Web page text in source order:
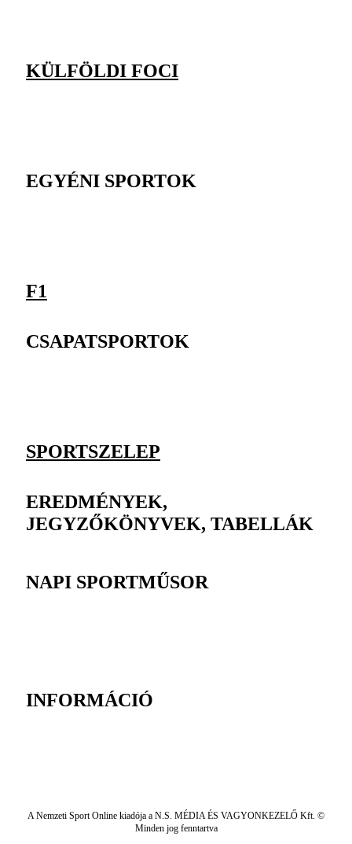
KÜLFÖLDI FOCI
EGYÉNI SPORTOK
F1
CSAPATSPORTOK
SPORTSZELEP
EREDMÉNYEK,
JEGYZŐKÖNYVEK, TABELLÁK
NAPI SPORTMŰSOR
INFORMÁCIÓ
A Nemzeti Sport Online kiadója a N.S. MÉDIA ÉS VAGYONKEZELŐ Kft. ©
Minden jog fenntartva